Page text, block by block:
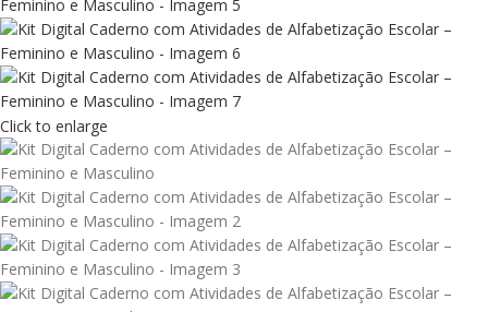
Click to enlarge